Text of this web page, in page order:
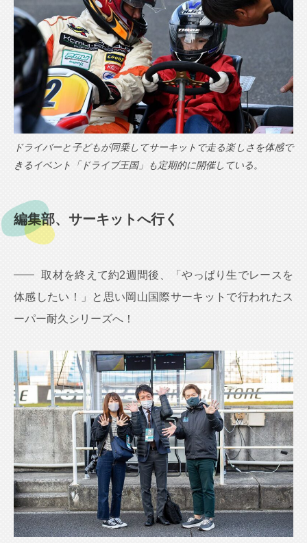
ドライバーと子どもが同乗してサーキットで走る楽しさを体感で
きるイベント「ドライブ王国」も定期的に開催している。
編集部、サーキットへ行く
取材を終えて約2週間後、「やっぱり生でレースを
体感したい！」と思い岡山国際サーキットで行われたス
ーパー耐久シリーズへ！